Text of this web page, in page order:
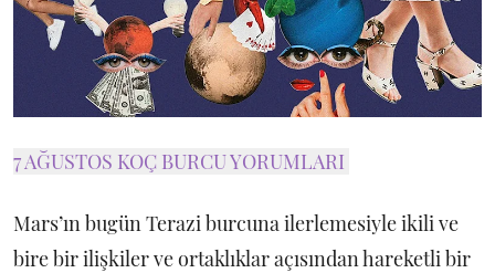
7 AĞUSTOS KOÇ BURCU YORUMLARI
Mars’ın bugün Terazi burcuna ilerlemesiyle ikili ve
bire bir ilişkiler ve ortaklıklar açısından hareketli bir